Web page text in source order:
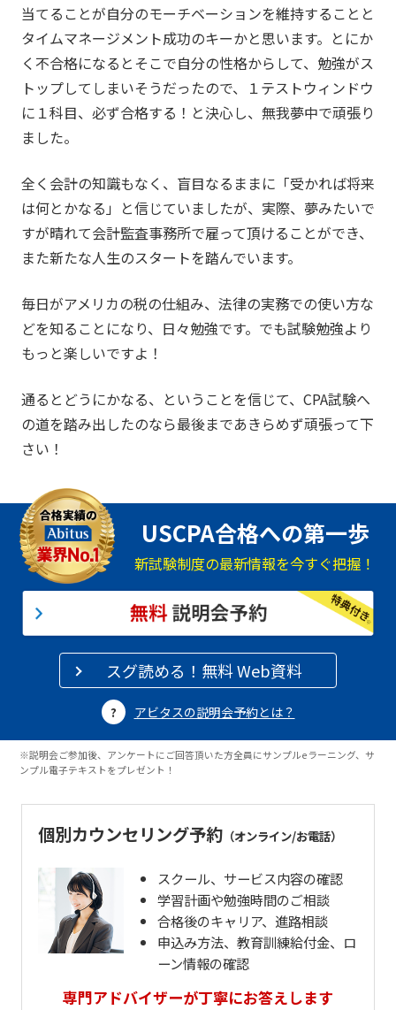
当てることが自分のモーチベーションを維持することと
タイムマネージメント成功のキーかと思います。とにか
く不合格になるとそこで自分の性格からして、勉強がス
トップしてしまいそうだったので、１テストウィンドウ
に１科目、必ず合格する！と決心し、無我夢中で頑張り
ました。
全く会計の知識もなく、盲目なるままに「受かれば将来
は何とかなる」と信じていましたが、実際、夢みたいで
すが晴れて会計監査事務所で雇って頂けることができ、
また新たな人生のスタートを踏んでいます。
毎日がアメリカの税の仕組み、法律の実務での使い方な
どを知ることになり、日々勉強です。でも試験勉強より
もっと楽しいですよ！
通るとどうにかなる、ということを信じて、CPA試験へ
の道を踏み出したのなら最後まであきらめず頑張って下
さい！
USCPA合格への第一歩
新試験制度の最新情報を今すぐ把握！
スグ読める！無料 Web資料
アビタスの説明会予約とは？
※説明会ご参加後、アンケートにご回答頂いた方全員にサンプルeラーニング、サ
ンプル電子テキストをプレゼント！
個別カウンセリング予約（オンライン/お電話）
スクール、サービス内容の確認
学習計画や勉強時間のご相談
合格後のキャリア、進路相談
申込み方法、教育訓練給付金、ロ
ーン情報の確認
専門アドバイザーが丁寧にお答えします